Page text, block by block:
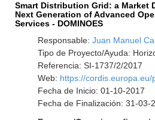
Smart Distribution Grid: a Market
Next Generation of Advanced
Services - DOMINOES
Responsable: Juan Manuel
Tipo de Proyecto/Ayuda:
Referencia: SI-1737/2/2017
Web: https://cordis.europa.eu/
Fecha de Inicio: 01-10-2017
Fecha de Finalización: 31-03-